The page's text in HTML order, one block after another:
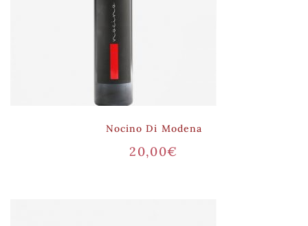
Nocino Di Modena
20,00€